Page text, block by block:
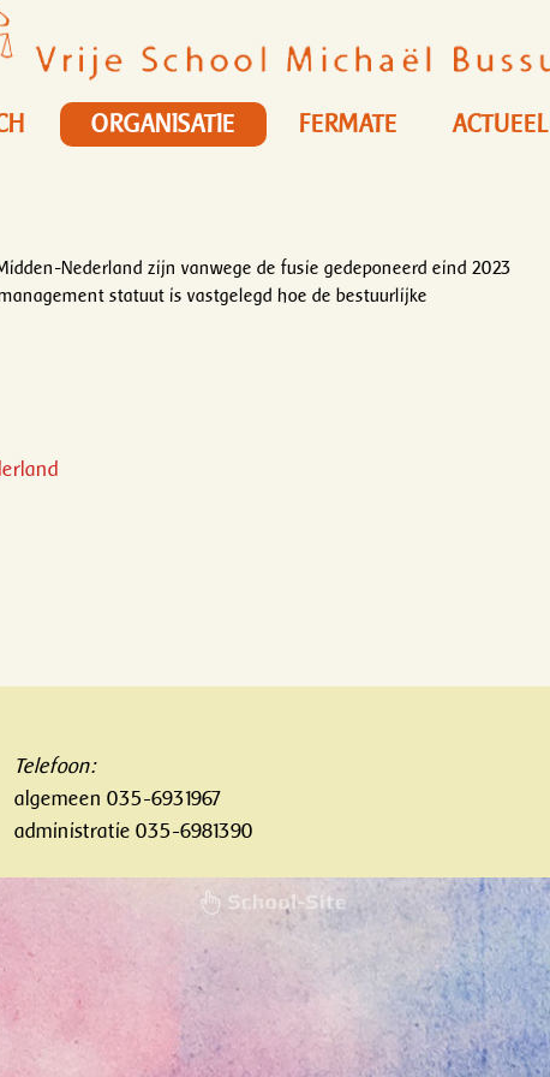
ORGANISATIE FERMATE ACTUEEL
Nederland zijn vanwege de fusie gedeponeerd eind 2023
statuut is vastgelegd hoe de bestuurlijke
Telefoon:
algemeen 035-6931967
administratie 035-6981390